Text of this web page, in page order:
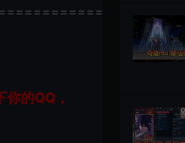
的QQ，